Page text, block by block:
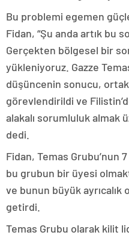
Bu problemi egemen
Fidan, “Şu anda artık bu
Gerçekten bölgesel bir
yükleniyoruz. Gazze
düşüncenin sonucu,
görevlendirildi ve
alakalı sorumluluk almak
dedi.
Fidan, Temas Grubu’nun
bu grubun bir üyesi
ve bunun büyük
getirdi.
Temas Grubu olarak kilit